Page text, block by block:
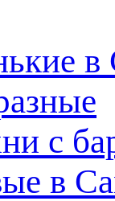
в
с
в